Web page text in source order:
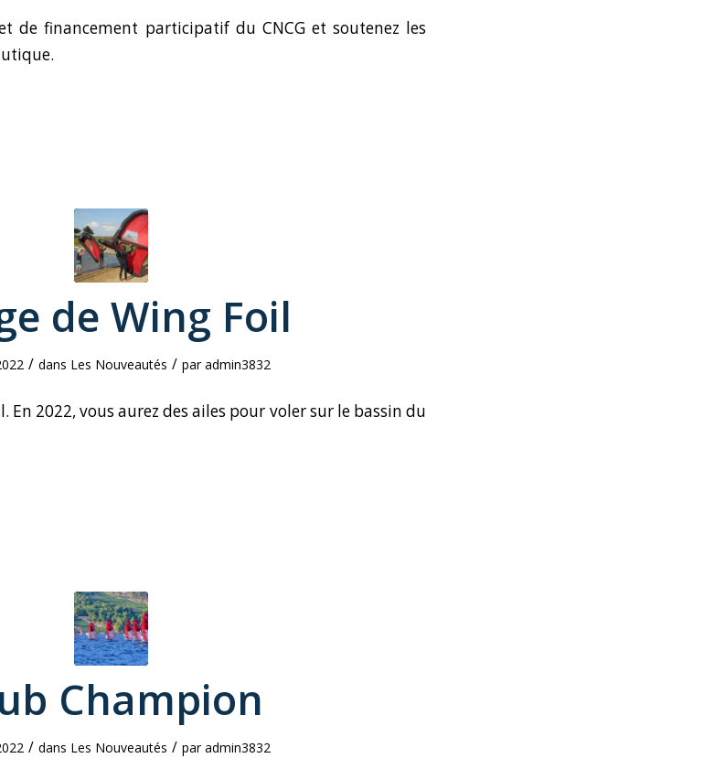
de financement participatif du CNCG et soutenez les
de Wing Foil
/ dans Les Nouveautés / paradmin3832
En 2022, vous aurez des ailes pour voler sur le bassin du
Champion
/ dans Les Nouveautés / paradmin3832